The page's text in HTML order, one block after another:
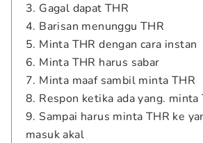
3. Gagal dapat THR
4. Barisan menunggu THR
5. Minta THR dengan cara instan
6. Minta THR harus sabar
7. Minta maaf sambil minta THR
8. Respon ketika ada yang. minta
9. Sampai harus minta THR ke
masuk akal